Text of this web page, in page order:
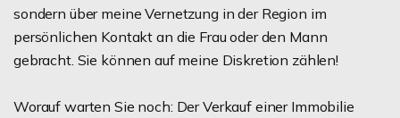
sondern über meine Vernetzung in der Region im
persönlichen Kontakt an die Frau oder den Mann
gebracht. Sie können auf meine Diskretion zählen!
Worauf warten Sie noch: Der Verkauf einer Immobilie